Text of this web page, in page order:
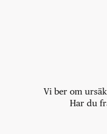
Vi ber om
Har du